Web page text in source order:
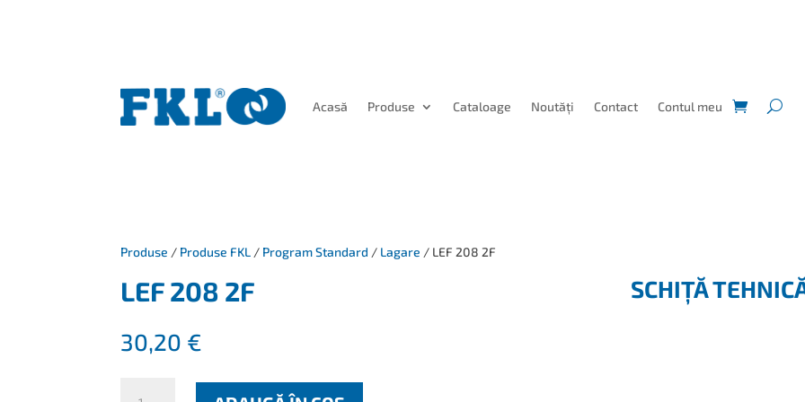
Acasă Produse Cataloage Noutăți Contact Contul meu
Produse / Produse FKL / Program Standard / Lagare / LEF 208 2F
LEF 208 2F
30,20 €
SCHIȚĂ